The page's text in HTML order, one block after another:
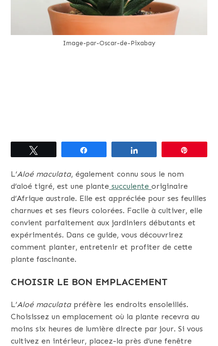
Image-par-Oscar-de-Pixabay
L’Aloé maculata, également connu sous le nom
d’aloé tigré, est une plante succulenteoriginaire
d’Afrique australe. Elle est appréciée pour ses feuilles
charnues et ses fleurs colorées. Facile à cultiver, elle
convient parfaitement aux jardiniers débutants et
expérimentés. Dans ce guide, vous découvrirez
comment planter, entretenir et profiter de cette
plante fascinante.
CHOISIR LE BON EMPLACEMENT
L’Aloé maculatapréfère les endroits ensoleillés.
Choisissez un emplacement où la plante recevra au
moins six heures de lumière directe par jour. Si vous
cultivez en intérieur, placez-la près d’une fenêtre